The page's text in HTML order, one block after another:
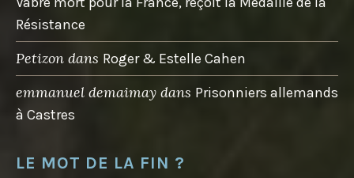
Résistance
Petizon dans Roger & Estelle Cahen
emmanuel demaimay dans Prisonniers allemands
à Castres
LE MOT DE LA FIN ?